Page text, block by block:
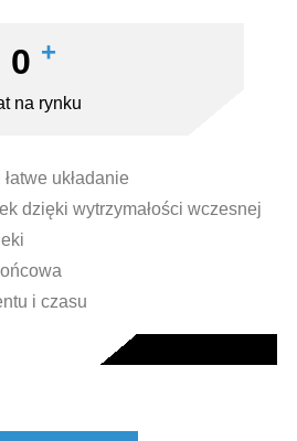
0 +
na rynku
układanie
dzięki wytrzymałości wczesnej
i czasu